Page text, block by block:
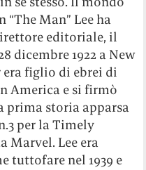
Man” Lee ha
editoriale, il
dicembre 1922 a New
figlio di ebrei di
America e si firmò
prima storia apparsa
per la Timely
Marvel. Lee era
tuttofare nel 1939 e